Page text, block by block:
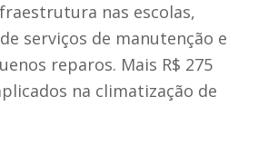
nas escolas,
serviços de manutenção e
reparos. Mais R$ 275
na climatização de